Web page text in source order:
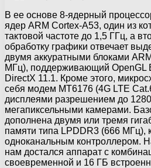
В ее основе 8-ядерный
ядер ARM Cortex-A53, один из
тактовой частоте до 1,5 ГГц, а
обработку графики отвечает
двумя аккуратными блоками
МГц), поддерживающий OpenGL
DirectX 11.1. Кроме этого,
себя модем MT6176 (4G LTE
дисплеями разрешением до
мегапиксельными камерами.
дополнена двумя или тремя
памяти типа LPDDR3 (666 МГц),
одноканальным контроллером.
нам достался аппарат с
своевременной и 16 ГБ